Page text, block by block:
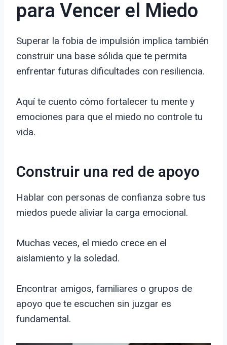
para Vencer el Miedo
Superar la fobia de impulsión implica también
construir una base sólida que te permita
enfrentar futuras dificultades con resiliencia.
Aquí te cuento cómo fortalecer tu mente y
emociones para que el miedo no controle tu
vida.
Construir una red de apoyo
Hablar con personas de confianza sobre tus
miedos puede aliviar la carga emocional.
Muchas veces, el miedo crece en el
aislamiento y la soledad.
Encontrar amigos, familiares o grupos de
apoyo que te escuchen sin juzgar es
fundamental.